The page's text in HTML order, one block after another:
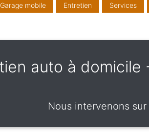
Garage mobile Entretien Services
auto à
Nous intervenons